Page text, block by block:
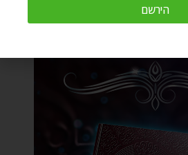
הירשם